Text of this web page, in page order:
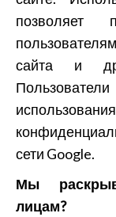
позволяет
сайта и
сети Google.
Мы
лицам?